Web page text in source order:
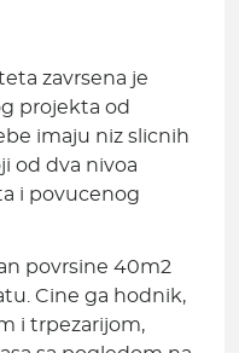
zavrsena je
projekta od
imaju niz slicnih
od dva nivoa
i povucenog
povrsine 40m2
Cine ga hodnik,
i trpezarijom,